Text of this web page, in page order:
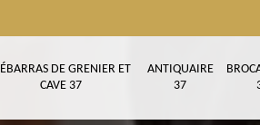
DE GRENIER ET
CAVE 37
ANTIQUAIRE
37